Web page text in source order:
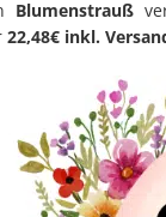
Blumenstrauß
22,48€ inkl.